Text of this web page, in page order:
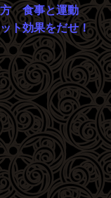
方 食事と運動
ト効果をだせ！